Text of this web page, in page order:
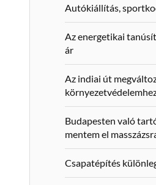
Autókiállítás,
Az energetikai
ár
Az indiai út
Budapesten való
mentem el
Csapatépítés